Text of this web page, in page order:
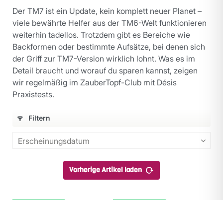
Der TM7 ist ein Update, kein komplett neuer Planet –
viele bewährte Helfer aus der TM6-Welt funktionieren
weiterhin tadellos. Trotzdem gibt es Bereiche wie
Backformen oder bestimmte Aufsätze, bei denen sich
der Griff zur TM7-Version wirklich lohnt. Was es im
Detail braucht und worauf du sparen kannst, zeigen
wir regelmäßig im ZauberTopf-Club mit Désis
Praxistests.
Filtern
Vorherige Artikel laden